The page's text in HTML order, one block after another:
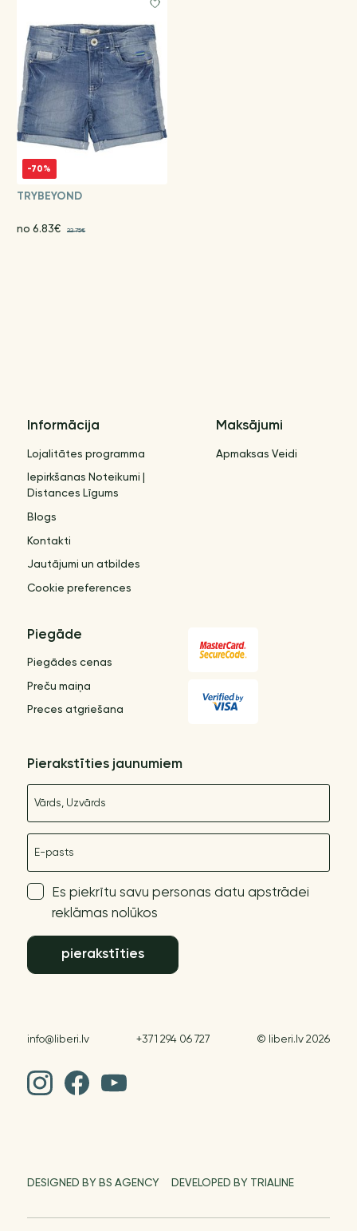
-70%
TRYBEYOND
no 6.83€ 22.75€
Informācija
Lojalitātes programma
Iepirkšanas Noteikumi |
Distances Līgums
Blogs
Kontakti
Jautājumi un atbildes
Cookie preferences
Maksājumi
Apmaksas Veidi
Piegāde
Piegādes cenas
Preču maiņa
Preces atgriešana
Pierakstīties jaunumiem
Es piekrītu savu personas datu apstrādei
reklāmas nolūkos
pierakstīties
info@liberi.lv +371 294 06 727 © liberi.lv 2026
DESIGNED BY BS AGENCY DEVELOPED BY TRIALINE